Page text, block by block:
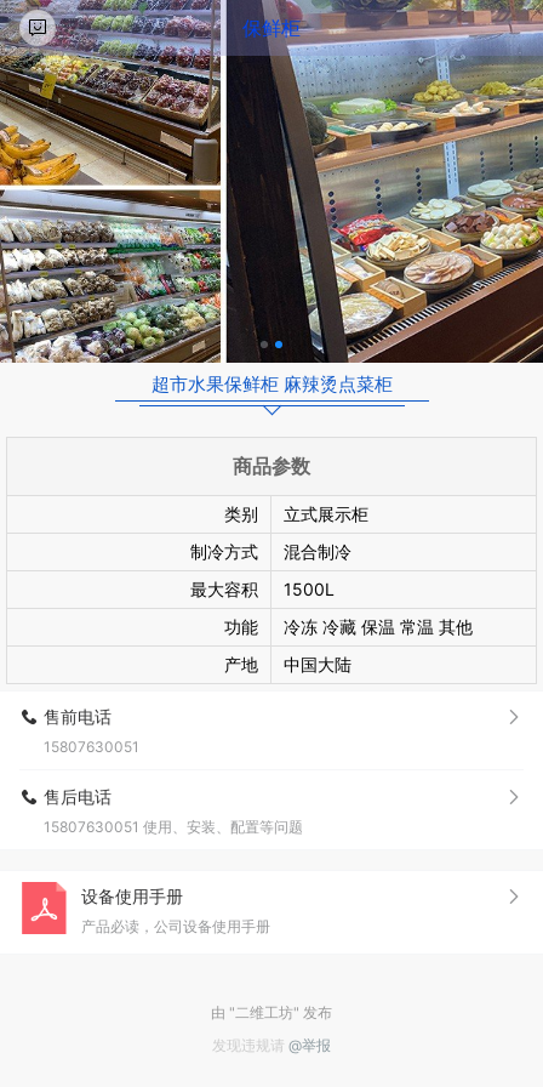
保鲜柜
超市水果保鲜柜 麻辣烫点菜柜
商品参数
类别
立式展示柜
制冷方式
混合制冷
最大容积
1500L
功能
冷冻 冷藏 保温 常温 其他
产地
中国大陆
售前电话
15807630051
售后电话
15807630051 使用、安装、配置等问题
设备使用手册
产品必读，公司设备使用手册
由 "二维工坊" 发布
发现违规请 @举报